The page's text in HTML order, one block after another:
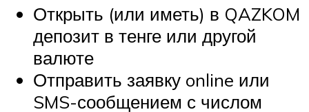
Открыть (или иметь) в QAZKOM
депозит в тенге или другой
валюте
Отправить заявку online или
SMS-сообщением с числом